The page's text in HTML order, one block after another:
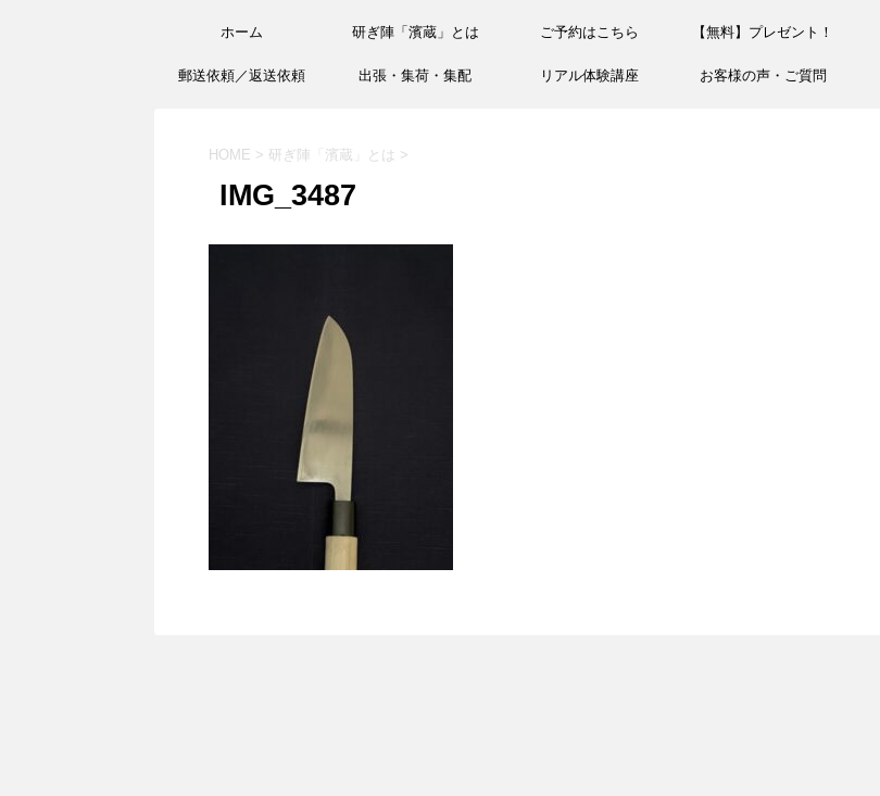
ホーム 研ぎ陣「濱蔵」とは ご予約はこちら 【無料】プレゼント！
郵送依頼／返送依頼 出張・集荷・集配 リアル体験講座 お客様の声・ご質問
HOME > 研ぎ陣「濱蔵」とは >
IMG_3487